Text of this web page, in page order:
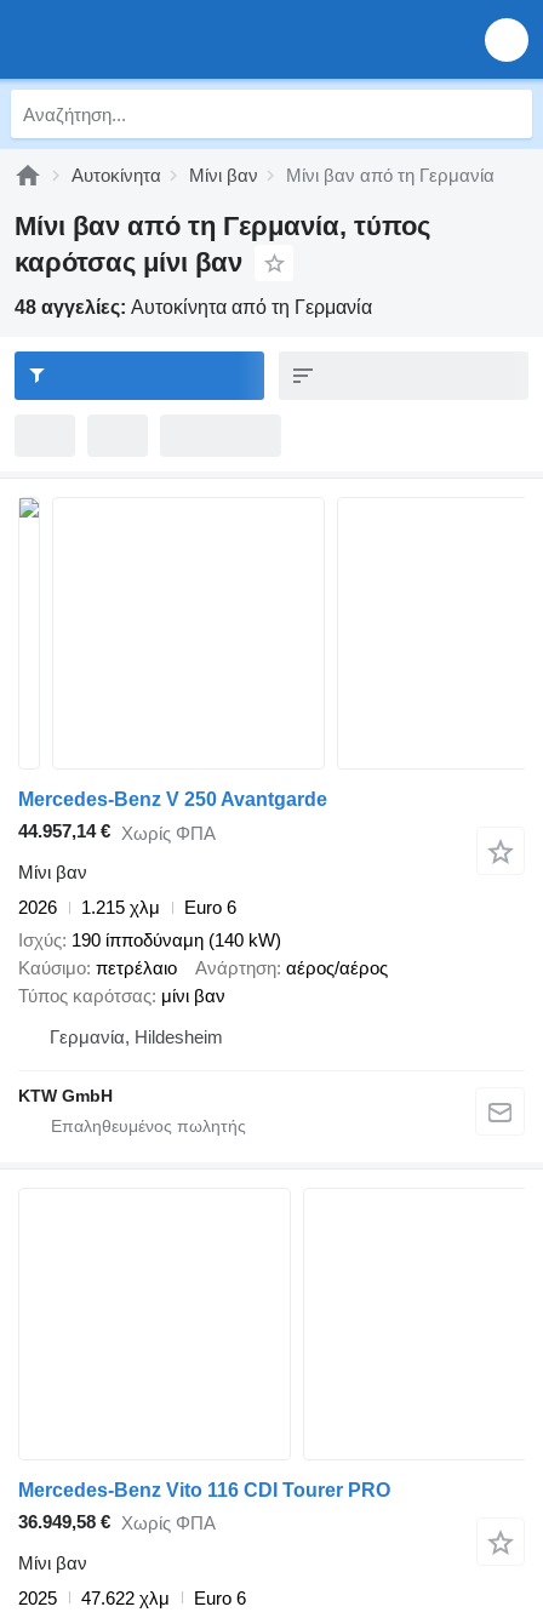
Αυτοκίνητα Μίνι βαν Μίνι βαν από τη Γερμανία
Μίνι βαν από τη Γερμανία, τύπος
καρότσας μίνι βαν
48 αγγελίες: Αυτοκίνητα από τη Γερμανία
Mercedes-Benz V 250 Avantgarde
44.957,14 € Χωρίς ΦΠΑ
Μίνι βαν
2026
1.215 χλμ
Euro 6
Ισχύς 190 ίπποδύναμη (140 kW)
Καύσιμο πετρέλαιο Ανάρτηση αέρος/αέρος
Τύπος καρότσας μίνι βαν
Γερμανία, Hildesheim
KTW GmbH
Mercedes-Benz Vito 116 CDI Tourer PRO
36.949,58 € Χωρίς ΦΠΑ
Μίνι βαν
2025
47.622 χλμ
Euro 6